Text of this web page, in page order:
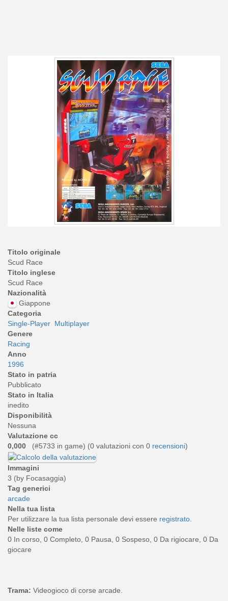
Titolo originale
Scud Race
Titolo inglese
Scud Race
Nazionalità
Giappone
Categoria
Single-Player Multiplayer
Genere
Racing
Anno
1996
Stato in patria
Pubblicato
Stato in Italia
inedito
Disponibilità
Nessuna
Valutazione cc
0,000
(#5733 in game) (0 valutazioni con 0 recensioni)
Immagini
3 (by Focasaggia)
Tag generici
arcade
Nella tua lista
Per utilizzare la tua lista personale devi essere registrato
Nelle liste come
0 In corso, 0 Completo, 0 Pausa, 0 Sospeso, 0 Da rigiocare, 0 Da
giocare
Trama: Videogioco di corse arcade.